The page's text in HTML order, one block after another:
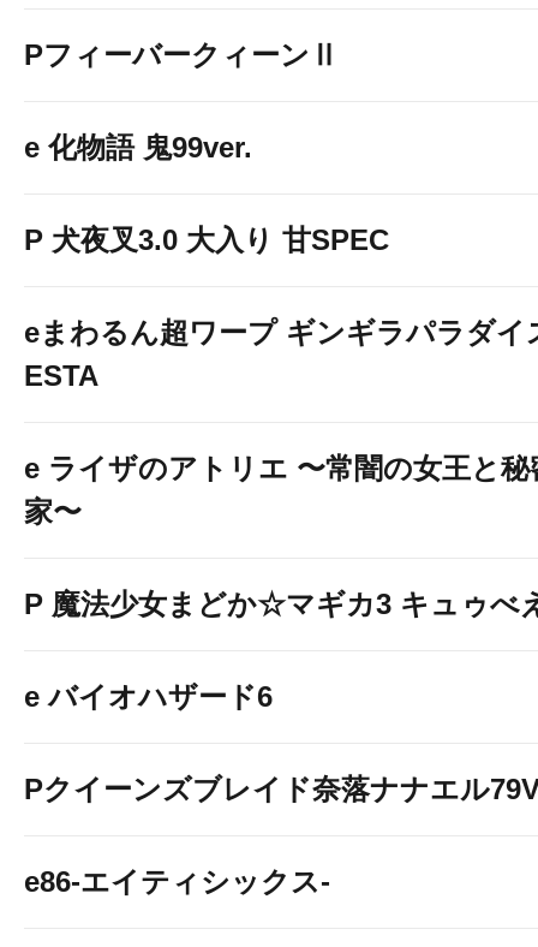
PフィーバークィーンⅡ
e 化物語 鬼99ver.
P 犬夜叉3.0 大入り 甘SPEC
eまわるん超ワープ ギンギラパラダイ
ESTA
e ライザのアトリエ 〜常闇の女王と秘
家〜
P 魔法少女まどか☆マギカ3 キュゥべ
e バイオハザード6
Pクイーンズブレイド奈落ナナエル
e86-エイティシックス-